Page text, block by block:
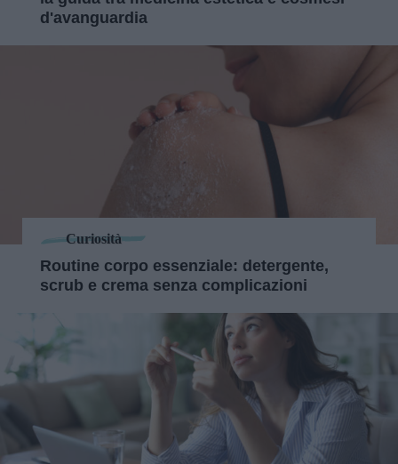
d'avanguardia
Curiosità
Routine corpo essenziale: detergente,
scrub e crema senza complicazioni